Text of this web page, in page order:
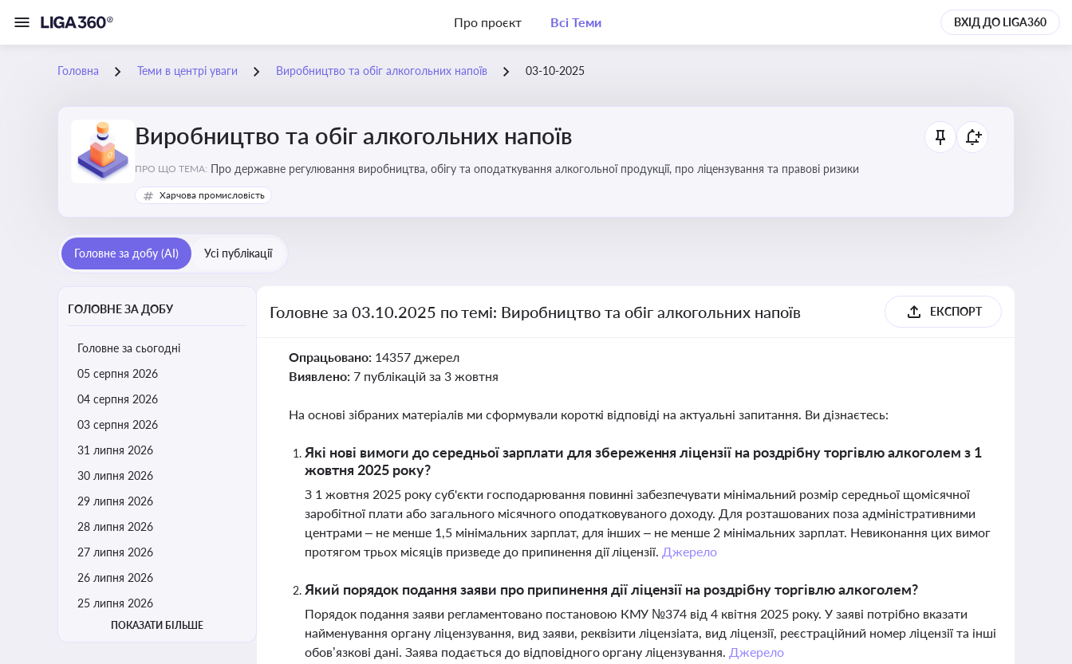
Про проєкт Всі Теми ВХІД ДО LIGA360
Головна Теми в центрі уваги Виробництво та обіг алкогольних напоїв 03-10-2025
Виробництво та обіг алкогольних напоїв
ПРО ЩО ТЕМА: Про державне регулювання виробництва, обігу та оподаткування алкогольної продукції, про ліцензування та правові ризики
Харчова промисловість
Головне за добу (AI) Усі публікації
ГОЛОВНЕ ЗА ДОБУ
Головне за сьогодні
05 серпня 2026
04 серпня 2026
03 серпня 2026
31 липня 2026
30 липня 2026
29 липня 2026
28 липня 2026
27 липня 2026
26 липня 2026
25 липня 2026
ПОКАЗАТИ БІЛЬШЕ
Головне за 03.10.2025 по темі: Виробництво та обіг алкогольних напоїв ЕКСПОРТ
Опрацьовано: 14357 джерел
Виявлено: 7 публікацій за 3 жовтня
На основі зібраних матеріалів ми сформували короткі відповіді на актуальні запитання. Ви дізнаєтесь:
Які нові вимоги до середньої зарплати для збереження ліцензії на роздрібну торгівлю алкоголем з 1
жовтня 2025 року?
З 1 жовтня 2025 року суб'єкти господарювання повинні забезпечувати мінімальний розмір середньої щомісячної
заробітної плати або загального місячного оподатковуваного доходу. Для розташованих поза адміністративними
центрами – не менше 1,5 мінімальних зарплат, для інших – не менше 2 мінімальних зарплат. Невиконання цих вимог
протягом трьох місяців призведе до припинення дії ліцензії. Джерело
Який порядок подання заяви про припинення дії ліцензії на роздрібну торгівлю алкоголем?
Порядок подання заяви регламентовано постановою КМУ №374 від 4 квітня 2025 року. У заяві потрібно вказати
найменування органу ліцензування, вид заяви, реквізити ліцензіата, вид ліцензії, реєстраційний номер ліцензії та інші
обов’язкові дані. Заява подається до відповідного органу ліцензування. Джерело